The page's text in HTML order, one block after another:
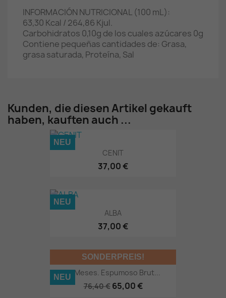
INFORMACIÓN NUTRICIONAL (100 mL):
63,30 Kcal / 264,86 Kjul.
Carbohidratos 0,10g de los cuales azúcares 0g
Contiene pequeñas cantidades de: Grasa,
grasa saturada, Proteína, Sal
Kunden, die diesen Artikel gekauft
haben, kauften auch ...
CENIT
37,00 €
NEU
ALBA
37,00 €
NEU
12 Meses. Espumoso Brut...
76,40 € 65,00 €
SONDERPREIS!
NEU